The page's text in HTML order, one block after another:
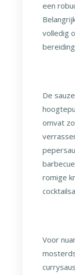
een
volledig
De
omvat
romige
Voor